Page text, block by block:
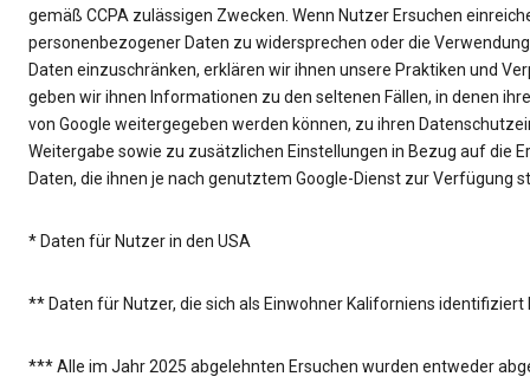
gemäß CCPA zulässigen Zwecken. Wenn Nutzer Ersuchen
personenbezogener Daten zu widersprechen oder die
Daten einzuschränken, erklären wir ihnen unsere Praktiken und
geben wir ihnen Informationen zu den seltenen Fällen, in denen
von Google weitergegeben werden können, zu ihren
Weitergabe sowie zu zusätzlichen Einstellungen in Bezug auf die
Daten, die ihnen je nach genutztem Google-Dienst zur Verfügung
* Daten für Nutzer in den USA
** Daten für Nutzer, die sich als Einwohner Kaliforniens identifiziert
*** Alle im Jahr 2025 abgelehnten Ersuchen wurden entweder